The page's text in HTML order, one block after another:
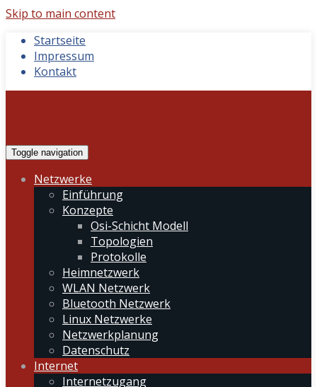
Skip to main content
Startseite
Impressum
Kontakt
Toggle navigation
Netzwerke
Einführung
Konzepte
Osi-Schicht Modell
Topologien
Protokolle
Heimnetzwerk
WLAN Netzwerk
Bluetooth Netzwerk
Linux Netzwerke
Netzwerkplanung
Datenschutz
Internet
Internetzugang